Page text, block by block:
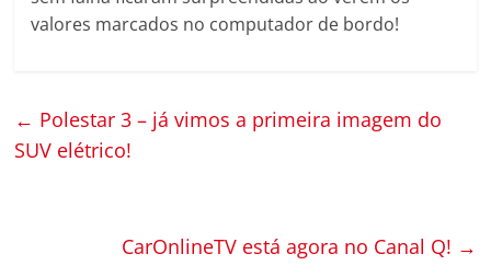
valores marcados no computador de bordo!
← Polestar 3 – já vimos a primeira imagem do
SUV elétrico!
CarOnlineTV está agora no Canal Q! →